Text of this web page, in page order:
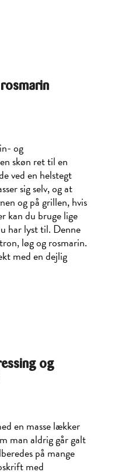
og
skøn ret til en
ved en helstegt
sig selv, og at
og på grillen, hvis
kan du bruge lige
har lyst til. Denne
løg og rosmarin.
med en dejlig
og
en masse lækker
man aldrig går galt
på mange
med